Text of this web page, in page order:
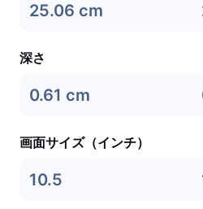
25.06 cm
深さ
0.61 cm
画面サイズ（インチ）
10.5